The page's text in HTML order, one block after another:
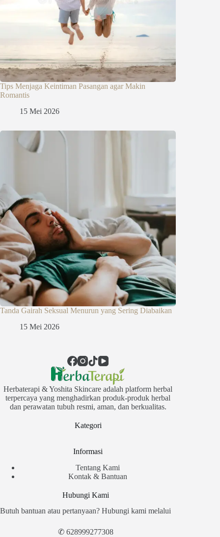
Tips Menjaga Keintiman Pasangan agar Makin
Romantis
15 Mei 2026
Tanda Gairah Seksual Menurun yang Sering Diabaikan
15 Mei 2026
Herbaterapi & Yoshita Skincare adalah platform herbal
terpercaya yang menghadirkan produk-produk herbal
dan perawatan tubuh resmi, aman, dan berkualitas.
Kategori
Informasi
Tentang Kami
Kontak & Bantuan
Hubungi Kami
Butuh bantuan atau pertanyaan? Hubungi kami melalui
✆ 628999277308